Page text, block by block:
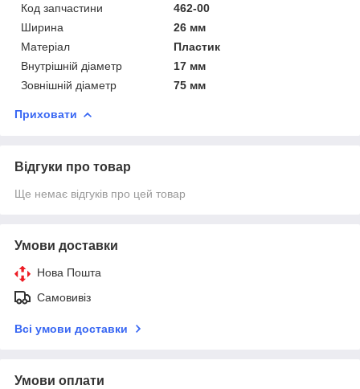
Код запчастини
462-00
Ширина
26 мм
Матеріал
Пластик
Внутрішній діаметр
17 мм
Зовнішній діаметр
75 мм
Приховати
Відгуки про товар
Ще немає відгуків про цей товар
Умови доставки
Нова Пошта
Самовивіз
Всі умови доставки
Умови оплати